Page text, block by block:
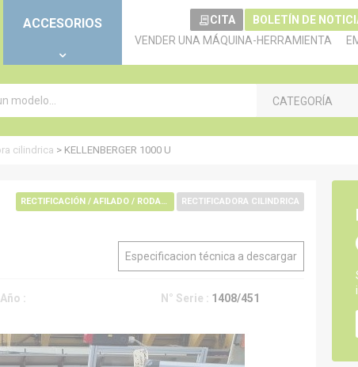
ACCESORIOS CITA BOLETÍN DE
VENDER UNA MÁQUINA-HERRAMIENTA
CATEGORÍA
cilindrica > KELLENBERGER 1000 U
RECTIFICACIÓN / AFILADO / RODAJE / REBARBADO / PULIDO RECTIFICADORA CILINDRICA
Especificacion técnica a descargar
Año : N° Serie : 1408/451